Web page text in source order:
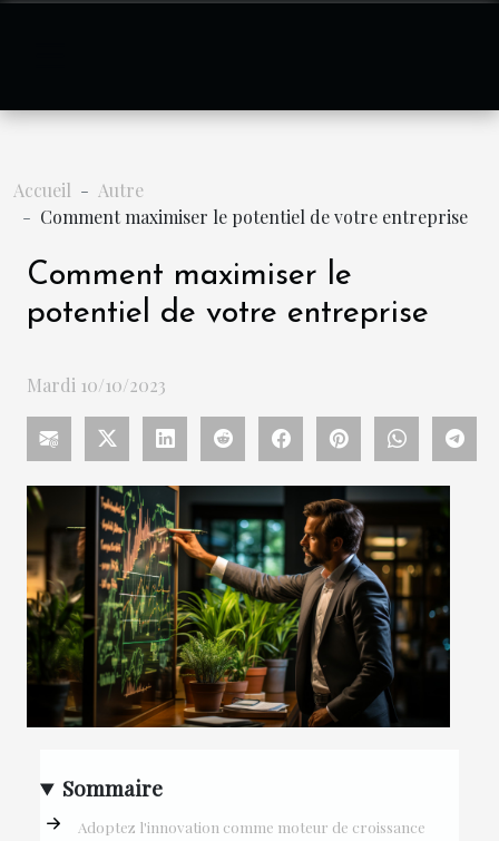
Accueil
Autre
Comment maximiser le potentiel de votre entreprise
Comment maximiser le
potentiel de votre entreprise
Mardi 10/10/2023
Sommaire
Adoptez l'innovation comme moteur de croissance